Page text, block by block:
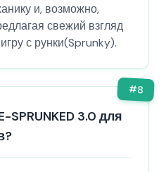
и, возможно,
свежий взгляд
с рунки(Sprunky).
#8
SPRUNKED 3.0 для